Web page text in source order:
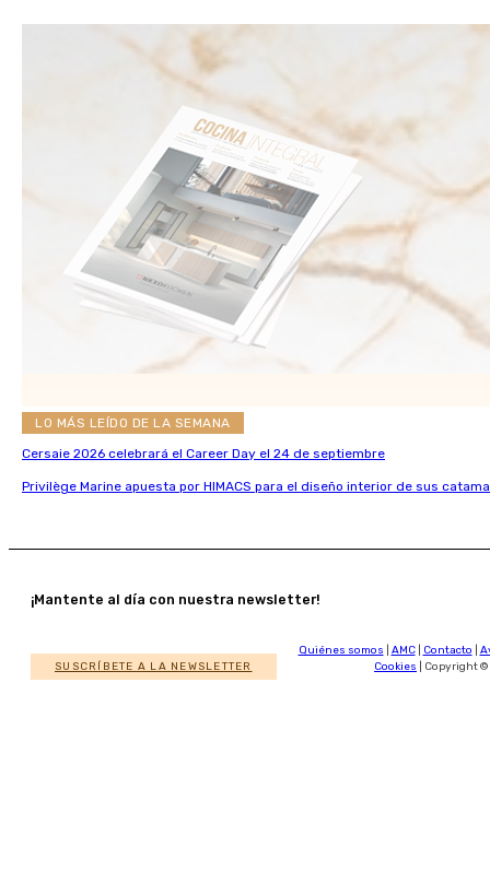
LO MÁS LEÍDO DE LA SEMANA
Cersaie 2026 celebrará el Career Day el 24 de septiembre
Privilège Marine apuesta por HIMACS para el diseño interior de sus
¡Mantente al día con nuestra newsletter!
SUSCRÍBETE A LA NEWSLETTER
Quiénes somos AMC| Contacto
Cookies | Copyright